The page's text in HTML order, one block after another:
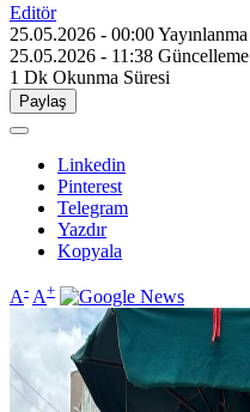
Editör
25.05.2026 - 00:00Yayınlanma
25.05.2026 - 11:38 Güncelleme
1 Dk Okunma Süresi
Paylaş
Linkedin
Pinterest
Telegram
Yazdır
Kopyala
A- A+